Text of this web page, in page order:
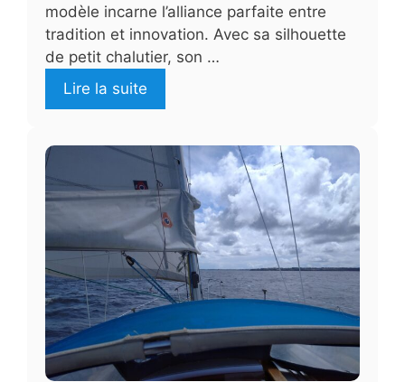
modèle incarne l’alliance parfaite entre
tradition et innovation. Avec sa silhouette
de petit chalutier, son …
Lire la suite